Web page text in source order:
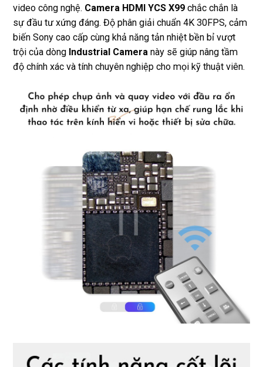
video công nghệ. Camera HDMI YCS X99 chắc chắn là
sự đầu tư xứng đáng. Độ phân giải chuẩn 4K 30FPS, cảm
biến Sony cao cấp cùng khả năng tản nhiệt bền bỉ vượt
trội của dòng Industrial Camera này sẽ giúp nâng tầm
độ chính xác và tính chuyên nghiệp cho mọi kỹ thuật viên.